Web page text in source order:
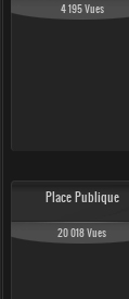
4 195 Vues
Place Publique
20 018 Vues